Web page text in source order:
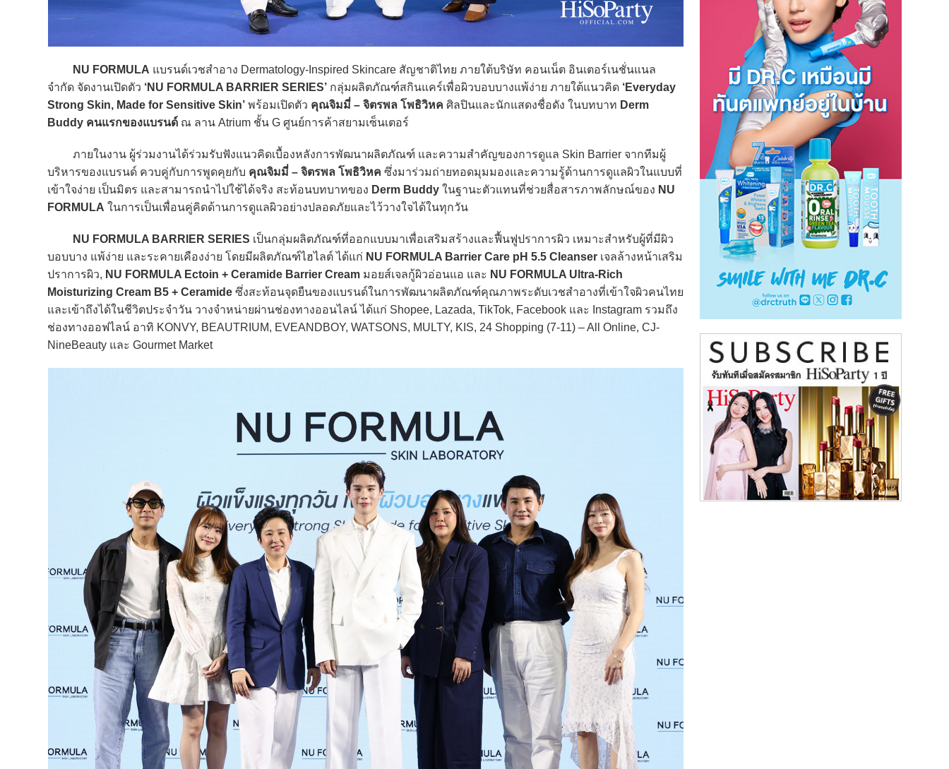
NU FORMULA แบรนด์เวชสำอาง Dermatology-Inspired Skincare สัญชาติไทย ภายใต้บริษัท คอนเน็ต อินเตอร์เนชั่นแนล
จำกัด จัดงานเปิดตัว ‘NU FORMULA BARRIER SERIES’ กลุ่มผลิตภัณฑ์สกินแคร์เพื่อผิวบอบบางแพ้ง่าย ภายใต้แนวคิด ‘Everyday
Strong Skin, Made for Sensitive Skin’ พร้อมเปิดตัว คุณจิมมี่ – จิตรพล โพธิวิหค ศิลปินและนักแสดงชื่อดัง ในบทบาท Derm
Buddy คนแรกของแบรนด์ ณ ลาน Atrium ชั้น G ศูนย์การค้าสยามเซ็นเตอร์
ภายในงาน ผู้ร่วมงานได้ร่วมรับฟังแนวคิดเบื้องหลังการพัฒนาผลิตภัณฑ์ และความสำคัญของการดูแล Skin Barrier จากทีมผู้
บริหารของแบรนด์ ควบคู่กับการพูดคุยกับ คุณจิมมี่ – จิตรพล โพธิวิหค ซึ่งมาร่วมถ่ายทอดมุมมองและความรู้ด้านการดูแลผิวในแบบที่
เข้าใจง่าย เป็นมิตร และสามารถนำไปใช้ได้จริง สะท้อนบทบาทของ Derm Buddy ในฐานะตัวแทนที่ช่วยสื่อสารภาพลักษณ์ของ NU
FORMULA ในการเป็นเพื่อนคู่คิดด้านการดูแลผิวอย่างปลอดภัยและไว้วางใจได้ในทุกวัน
NU FORMULA BARRIER SERIES เป็นกลุ่มผลิตภัณฑ์ที่ออกแบบมาเพื่อเสริมสร้างและฟื้นฟูปราการผิว เหมาะสำหรับผู้ที่มีผิว
บอบบาง แพ้ง่าย และระคายเคืองง่าย โดยมีผลิตภัณฑ์ไฮไลต์ ได้แก่ NU FORMULA Barrier Care pH 5.5 Cleanser เจลล้างหน้าเสริม
ปราการผิว, NU FORMULA Ectoin + Ceramide Barrier Cream มอยส์เจลกู้ผิวอ่อนแอ และ NU FORMULA Ultra-Rich
Moisturizing Cream B5 + Ceramide ซึ่งสะท้อนจุดยืนของแบรนด์ในการพัฒนาผลิตภัณฑ์คุณภาพระดับเวชสำอางที่เข้าใจผิวคนไทย
และเข้าถึงได้ในชีวิตประจำวัน วางจำหน่ายผ่านช่องทางออนไลน์ ได้แก่ Shopee, Lazada, TikTok, Facebook และ Instagram รวมถึง
ช่องทางออฟไลน์ อาทิ KONVY, BEAUTRIUM, EVEANDBOY, WATSONS, MULTY, KIS, 24 Shopping (7-11) – All Online, CJ-
NineBeauty และ Gourmet Market